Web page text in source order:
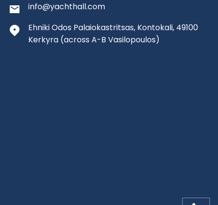
info@yachthall.com
Ehniki Odos Palaiokastritsas, Kontokali, 49100
Kerkyra (across A-B Vasilopoulos)